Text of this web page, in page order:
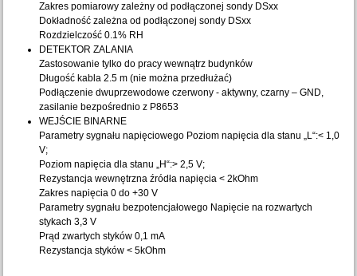
Zakres pomiarowy zależny od podłączonej sondy DSxx
Dokładność zależna od podłączonej sondy DSxx
Rozdzielczość 0.1% RH
DETEKTOR ZALANIA
Zastosowanie tylko do pracy wewnątrz budynków
Długość kabla 2.5 m (nie można przedłużać)
Podłączenie dwuprzewodowe czerwony - aktywny, czarny – GND,
zasilanie bezpośrednio z P8653
WEJŚCIE BINARNE
Parametry sygnału napięciowego Poziom napięcia dla stanu „L“:< 1,0
V;
Poziom napięcia dla stanu „H“:> 2,5 V;
Rezystancja wewnętrzna źródła napięcia < 2kOhm
Zakres napięcia 0 do +30 V
Parametry sygnału bezpotencjałowego Napięcie na rozwartych
stykach 3,3 V
Prąd zwartych styków 0,1 mA
Rezystancja styków < 5kOhm